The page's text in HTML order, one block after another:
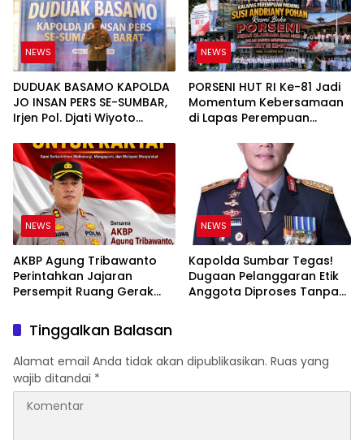
NEWS
DUDUAK BASAMO KAPOLDA
JO INSAN PERS SE-SUMBAR,
Irjen Pol. Djati Wiyoto
Ruang bagi Pelanggar
Hukum di Internal Polri
NEWS
PORSENI HUT RI Ke-81 Jadi
Momentum Kebersamaan
di Lapas Perempuan
NEWS
AKBP Agung Tribawanto
Perintahkan Jajaran
Persempit Ruang Gerak
Pasaman Barat
NEWS
Kapolda Sumbar Tegas!
Dugaan Pelanggaran Etik
Anggota Diproses Tanpa
Tinggalkan Balasan
Alamat email Anda tidak akan dipublikasikan. Ruas yang
wajib ditandai *